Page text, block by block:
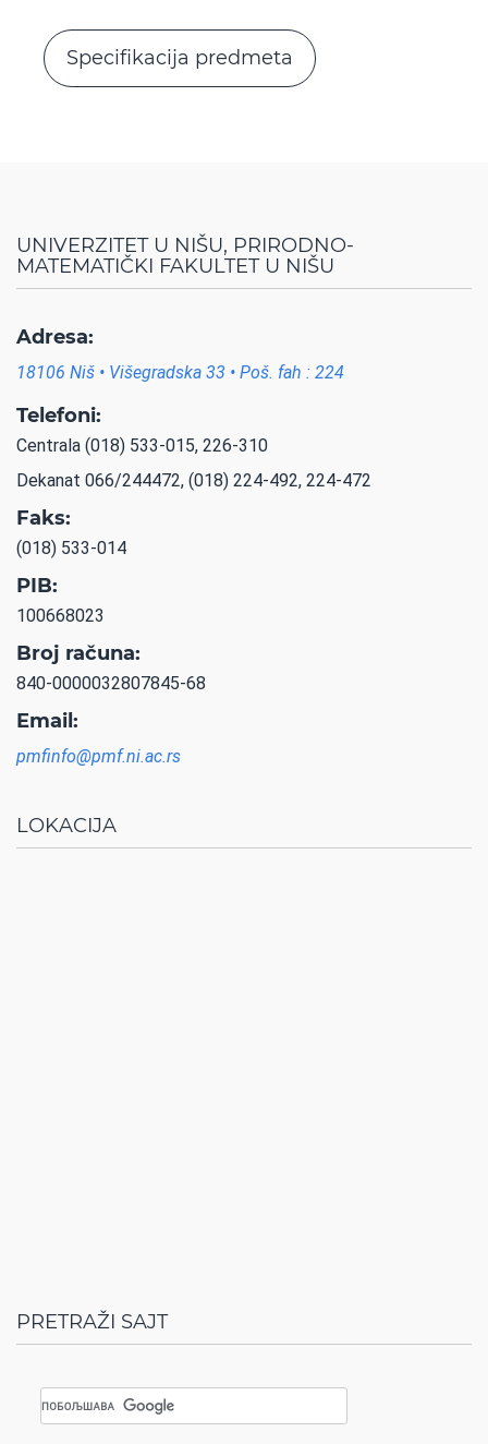
Specifikacija predmeta
UNIVERZITET U NIŠU, PRIRODNO-
MATEMATIČKI FAKULTET U NIŠU
Adresa:
18106 Niš • Višegradska 33 • Poš. fah : 224
Telefoni:
Centrala (018) 533-015, 226-310
Dekanat 066/244472, (018) 224-492, 224-472
Faks:
(018) 533-014
PIB:
100668023
Broj računa:
840-0000032807845-68
Email:
pmfinfo@pmf.ni.ac.rs
LOKACIJA
PRETRAŽI SAJT